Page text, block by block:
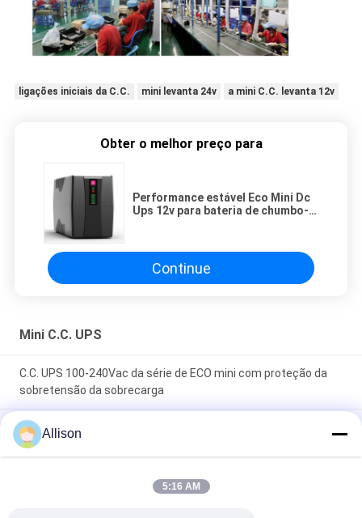
ligações iniciais da C.C. mini levanta 24v a mini C.C. levanta 12v
Obter o melhor preço para
Performance estável Eco Mini Dc
Ups 12v para bateria de chumbo-
Continue
Mini C.C. UPS
C.C. UPS 100-240Vac da série de ECO mini com proteção da
sobretensão da sobrecarga
Mini C.C. UPS da compatibilidade alta, bateria de lítio do de alta
capacidade das ligações iniciais da C.C.
Fonte de Alimentação AC DC de Tamanho Compacto
Allison
5:16 AM